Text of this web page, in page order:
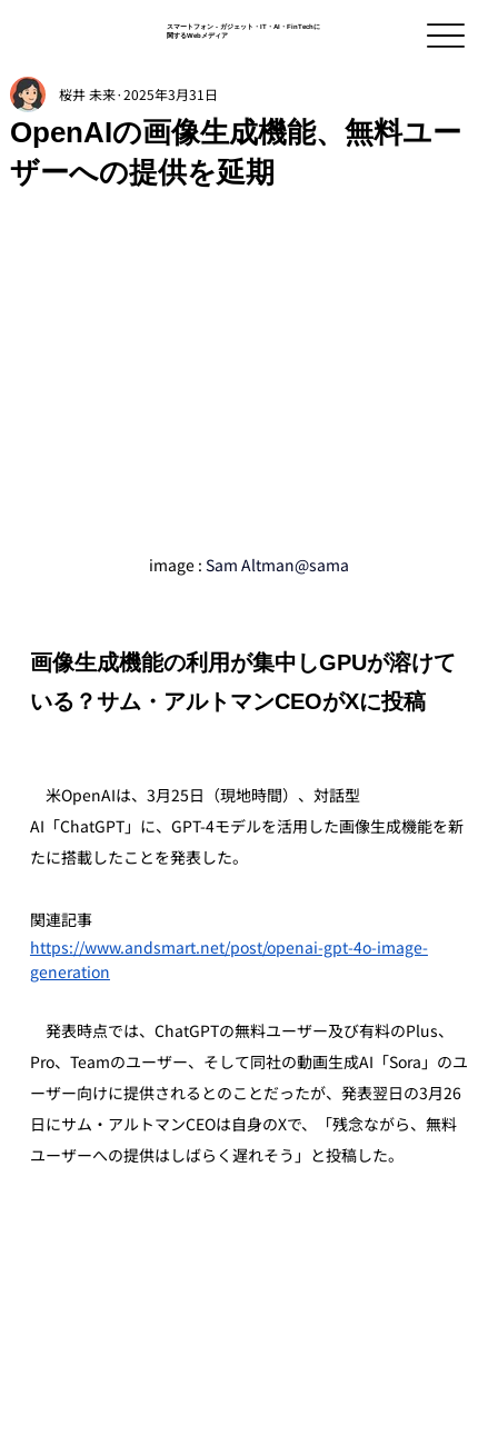
スマートフォン - ガジェット・IT・AI・FinTechに
関するWebメディア
OpenAIの画像生成機能、無料ユー
ザーへの提供を延期
桜井 未来 2025年3月31日
image : Sam Altman@sama
画像生成機能の利用が集中しGPUが溶けて
いる？サム・アルトマンCEOがXに投稿
米OpenAIは、3月25日（現地時間）、対話型
AI「ChatGPT」に、GPT-4モデルを活用した画像生成機能を新
たに搭載したことを発表した。
関連記事
https://www.andsmart.net/post/openai-gpt-4o-image-
generation
発表時点では、ChatGPTの無料ユーザー及び有料のPlus、
Pro、Teamのユーザー、そして同社の動画生成AI「Sora」のユ
ーザー向けに提供されるとのことだったが、発表翌日の3月26
日にサム・アルトマンCEOは自身のXで、「残念ながら、無料
ユーザーへの提供はしばらく遅れそう」と投稿した。